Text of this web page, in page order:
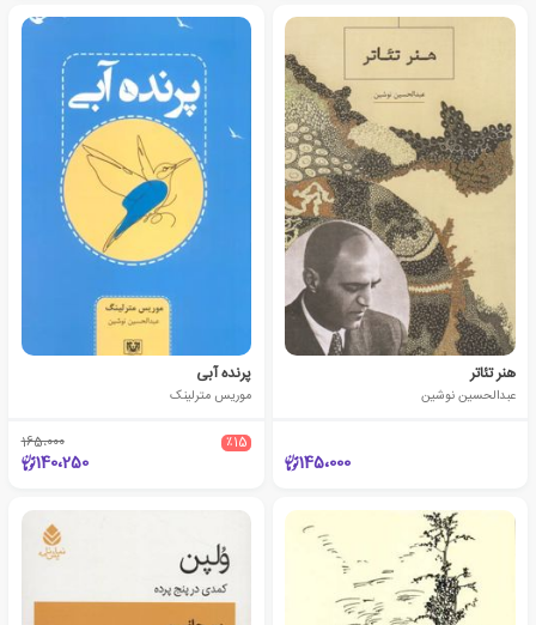
هنر تئاتر
عبدالحسین نوشین
145،000
پرنده آبی
موریس مترلینک
٪15 165،000
140،250